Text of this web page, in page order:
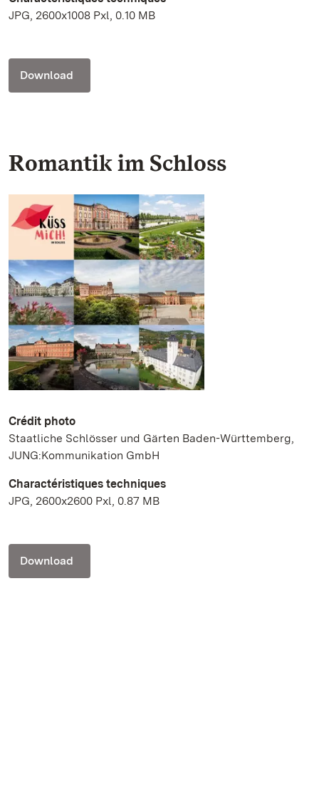
JPG, 2600x1008 Pxl, 0.10 MB
Download
Romantik im Schloss
Crédit photo
Staatliche Schlösser und Gärten Baden-Württemberg,
JUNG:Kommunikation GmbH
Charactéristiques techniques
JPG, 2600x2600 Pxl, 0.87 MB
Download